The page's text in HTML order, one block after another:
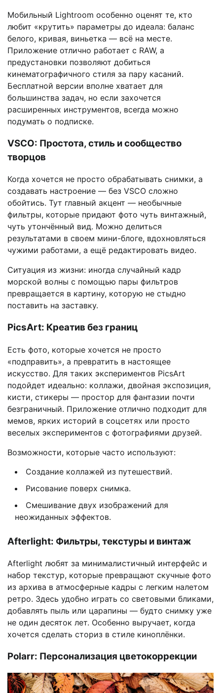
Мобильный Lightroom особенно оценят те, кто
любит «крутить» параметры до идеала: баланс
белого, кривая, виньетка — всё на месте.
Приложение отлично работает с RAW, а
предустановки позволяют добиться
кинематографичного стиля за пару касаний.
Бесплатной версии вполне хватает для
большинства задач, но если захочется
расширенных инструментов, всегда можно
подумать о подписке.
VSCO: Простота, стиль и сообщество
творцов
Когда хочется не просто обрабатывать снимки, а
создавать настроение — без VSCO сложно
обойтись. Тут главный акцент — необычные
фильтры, которые придают фото чуть винтажный,
чуть утончённый вид. Можно делиться
результатами в своем мини-блоге, вдохновляться
чужими работами, а ещё редактировать видео.
Ситуация из жизни: иногда случайный кадр
морской волны с помощью пары фильтров
превращается в картину, которую не стыдно
поставить на заставку.
PicsArt: Креатив без границ
Есть фото, которые хочется не просто
«подправить», а превратить в настоящее
искусство. Для таких экспериментов PicsArt
подойдет идеально: коллажи, двойная экспозиция,
кисти, стикеры — простор для фантазии почти
безграничный. Приложение отлично подходит для
мемов, ярких историй в соцсетях или просто
веселых экспериментов с фотографиями друзей.
Возможности, которые часто используют:
Создание коллажей из путешествий.
Рисование поверх снимка.
Смешивание двух изображений для
неожиданных эффектов.
Afterlight: Фильтры, текстуры и винтаж
Afterlight любят за минималистичный интерфейс и
набор текстур, которые превращают скучные фото
из архива в атмосферные кадры с легким налетом
ретро. Здесь удобно играть со световыми бликами,
добавлять пыль или царапины — будто снимку уже
не один десяток лет. Особенно выручает, когда
хочется сделать сториз в стиле киноплёнки.
Polarr: Персонализация цветокоррекции